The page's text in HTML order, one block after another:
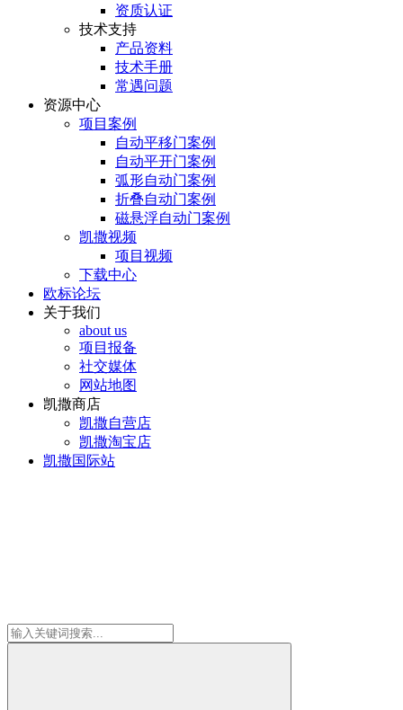
资质认证
技术支持
产品资料
技术手册
常遇问题
资源中心
项目案例
自动平移门案例
自动平开门案例
弧形自动门案例
折叠自动门案例
磁悬浮自动门案例
凯撒视频
项目视频
下载中心
欧标论坛
关于我们
about us
项目报备
社交媒体
网站地图
凯撒商店
凯撒自营店
凯撒淘宝店
凯撒国际站